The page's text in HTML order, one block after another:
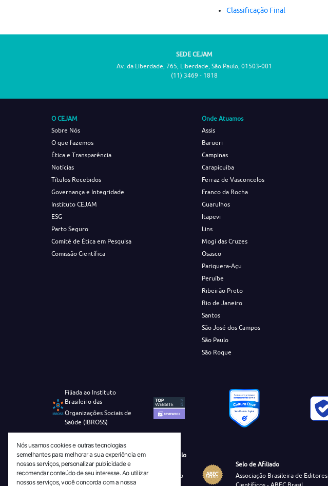
Classificação Final
SEDE CEJAM
Av. da Liberdade, 765, Liberdade, São Paulo, 01503-001
(11) 3469 - 1818
O CEJAM
Sobre Nós
O que fazemos
Ética e Transparência
Notícias
Títulos Recebidos
Governança e Integridade
Instituto CEJAM
ESG
Parto Seguro
Comitê de Ética em Pesquisa
Comissão Científica
Onde Atuamos
Assis
Barueri
Campinas
Carapicuíba
Ferraz de Vasconcelos
Franco da Rocha
Guarulhos
Itapevi
Lins
Mogi das Cruzes
Osasco
Pariquera-Açu
Peruíbe
Ribeirão Preto
Rio de Janeiro
Santos
São José dos Campos
São Paulo
São Roque
Filiada ao Instituto
Brasileiro das
Organizações Sociais de
Saúde (IBROSS)
Revista Tecnico-Cientifica CEJAM Selo
Diamante de Ciência Aberta
Diretório Migulim Instituto Brasileiro
Selo de Afiliado
Associação Brasileira de Editores
Nós usamos cookies e outras tecnologias
semelhantes para melhorar a sua experiência em
nossos serviços, personalizar publicidade e
recomendar conteúdo de seu interesse. Ao utilizar
nossos serviços, você concorda com a nossa